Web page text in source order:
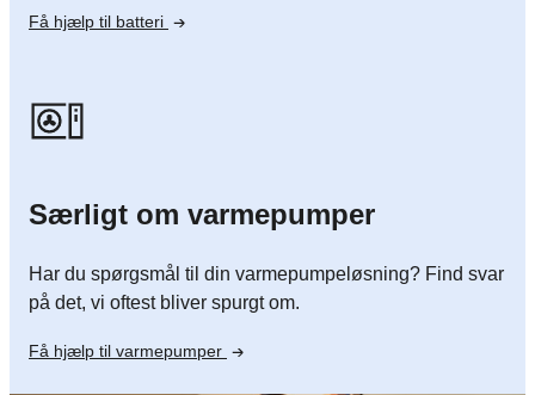
Få hjælp til batteri
Særligt om varmepumper
Har du spørgsmål til din varmepumpeløsning? Find svar
på det, vi oftest bliver spurgt om.
Få hjælp til varmepumper